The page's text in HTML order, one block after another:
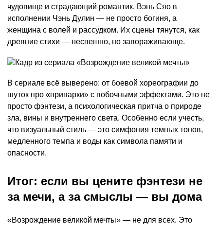
чудовище и страдающий романтик. Вэнь Сяо в
исполнении Чэнь Дулин — не просто богиня, а
женщина с волей и рассудком. Их сцены тянутся, как
древние стихи — неспешно, но завораживающе.
В сериале всё выверено: от боевой хореографии до
шуток про «припарки» с побочными эффектами. Это не
просто фэнтези, а психологическая притча о природе
зла, вины и внутреннего света. Особенно если учесть,
что визуальный стиль — это симфония темных тонов,
медленного темпа и воды как символа памяти и
опасности.
Итог: если вы цените фэнтези не
за мечи, а за смыслы — вы дома
«Возрождение великой мечты» — не для всех. Это